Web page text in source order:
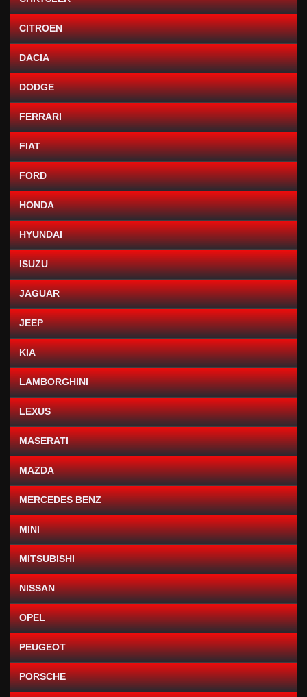
CITROEN
DACIA
DODGE
FERRARI
FIAT
FORD
HONDA
HYUNDAI
ISUZU
JAGUAR
JEEP
KIA
LAMBORGHINI
LEXUS
MASERATI
MAZDA
MERCEDES BENZ
MINI
MITSUBISHI
NISSAN
OPEL
PEUGEOT
PORSCHE